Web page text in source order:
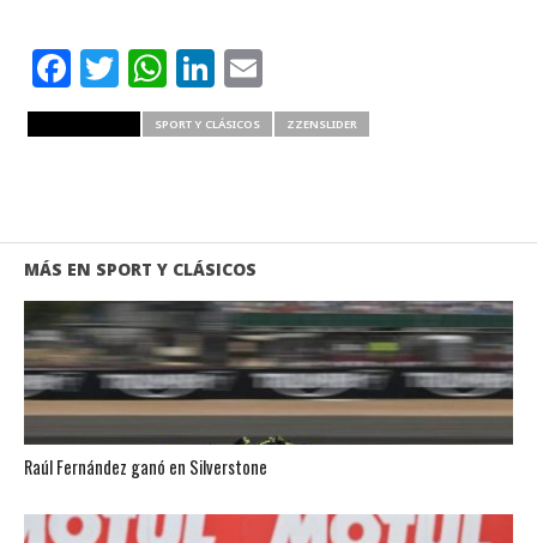
Facebook
Twitter
WhatsApp
LinkedIn
Email
SPORT Y CLÁSICOS ZZENSLIDER
MÁS EN SPORT Y CLÁSICOS
Raúl Fernández ganó en Silverstone